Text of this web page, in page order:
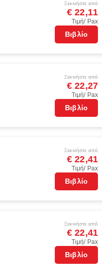
Ξεκινήστε από
€ 22,11
Τιμή/ Pax
Βιβλίο
Ξεκινήστε από
€ 22,27
Τιμή/ Pax
Βιβλίο
Ξεκινήστε από
€ 22,41
Τιμή/ Pax
Βιβλίο
Ξεκινήστε από
€ 22,41
Τιμή/ Pax
Βιβλίο